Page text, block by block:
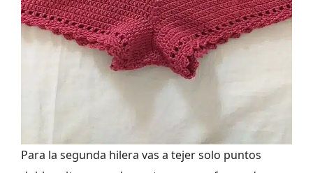
Para la segunda hilera vas a tejer solo puntos